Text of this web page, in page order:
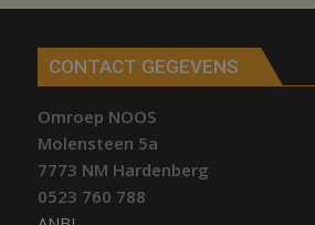
CONTACT GEGEVENS
Omroep NOOS
Molensteen 5a
7773 NM Hardenberg
0523 760 788